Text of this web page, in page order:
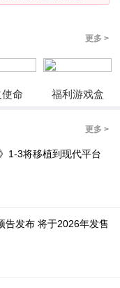
更多 >
命 福利游戏盒
更多 >
1-3将移植到现代平台
告发布 将于2026年发售